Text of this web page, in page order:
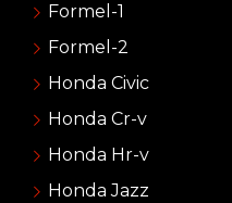
Formel-1
Formel-2
Honda Civic
Honda Cr-v
Honda Hr-v
Honda Jazz